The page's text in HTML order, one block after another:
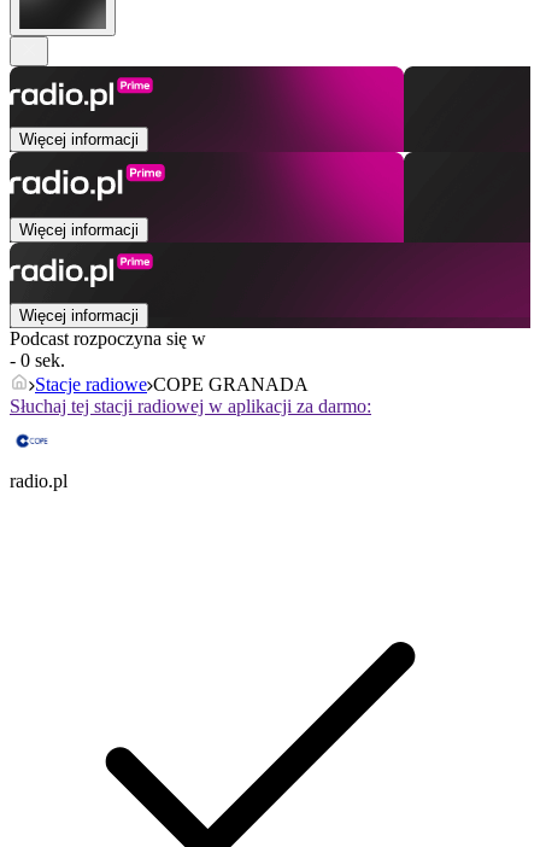
Więcej informacji
Więcej informacji
Więcej informacji
Podcast rozpoczyna się w
- 0 sek.
Stacje radiowe COPE GRANADA
Słuchaj tej stacji radiowej w aplikacji za darmo:
radio.pl